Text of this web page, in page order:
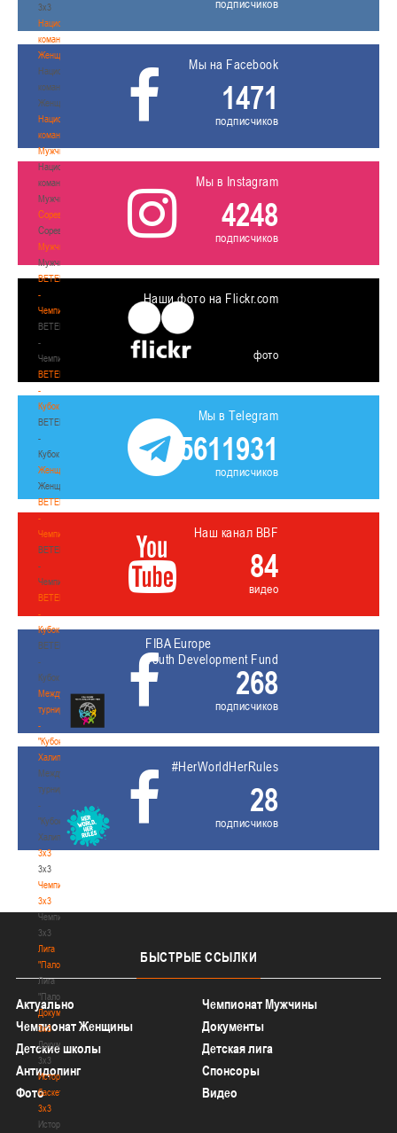
3х3
Национальная
команда.
Женщины
Национальная
команда.
Женщины
Национальная
команда.
Мужчины
Национальная
команда.
Мужчины
Соревнования
Соревнования
Мужчины
Мужчины
BETERA
-
Чемпионат
BETERA
-
Чемпионат
BETERA
-
Кубок
BETERA
-
Кубок
Женщины
Женщины
BETERA
-
Чемпионат
BETERA
-
Чемпионат
BETERA
-
Кубок
BETERA
-
Кубок
Международный
турнир
-
"Кубок
Халипского"
Международный
турнир
-
"Кубок
Халипского"
3x3
3x3
Чемпионат
3х3
Чемпионат
3х3
Лига
"Палова"
Лига
"Палова"
Документы
3х3
Документы
3х3
История
баскетбола
3х3
История
подписчиков
Мы на Facebook
1471
подписчиков
Мы в Instagram
4248
подписчиков
Наши фото на Flickr.com
фото
Мы в Telegram
5611931
подписчиков
Наш канал BBF
84
видео
FIBA Europe
Youth Development Fund
268
подписчиков
#HerWorldHerRules
28
подписчиков
БЫСТРЫЕ ССЫЛКИ
Актуально
Чемпионат Мужчины
Чемпионат Женщины
Документы
Детские школы
Детская лига
Антидопинг
Спонсоры
Фото
Видео